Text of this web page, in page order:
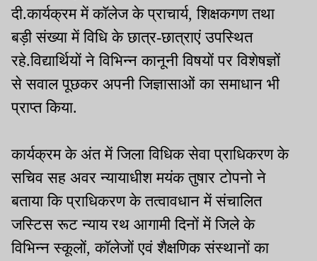
दी.कार्यक्रम में कॉलेज के प्राचार्य, शिक्षकगण तथा
बड़ी संख्या में विधि के छात्र-छात्राएं उपस्थित
रहे.विद्यार्थियों ने विभिन्न कानूनी विषयों पर विशेषज्ञों
से सवाल पूछकर अपनी जिज्ञासाओं का समाधान भी
प्राप्त किया.
कार्यक्रम के अंत में जिला विधिक सेवा प्राधिकरण के
सचिव सह अवर न्यायाधीश मयंक तुषार टोपनो ने
बताया कि प्राधिकरण के तत्वावधान में संचालित
जस्टिस रूट न्याय रथ आगामी दिनों में जिले के
विभिन्न स्कूलों, कॉलेजों एवं शैक्षणिक संस्थानों का